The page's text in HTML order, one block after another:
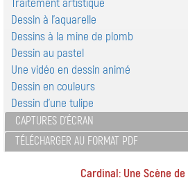
Traitement artistique
Dessin à l'aquarelle
Dessins à la mine de plomb
Dessin au pastel
Une vidéo en dessin animé
Dessin en couleurs
Dessin d'une tulipe
CAPTURES D'ÉCRAN
TÉLÉCHARGER AU FORMAT PDF
Cardinal: Une Scène